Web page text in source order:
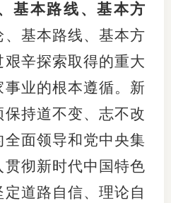
基本路线、基本方
、基本路线、基本方
辛探索取得的重大
业的根本遵循。新
持道不变、志不改
面领导和党中央集
彻新时代中国特色
道路自信、理论自